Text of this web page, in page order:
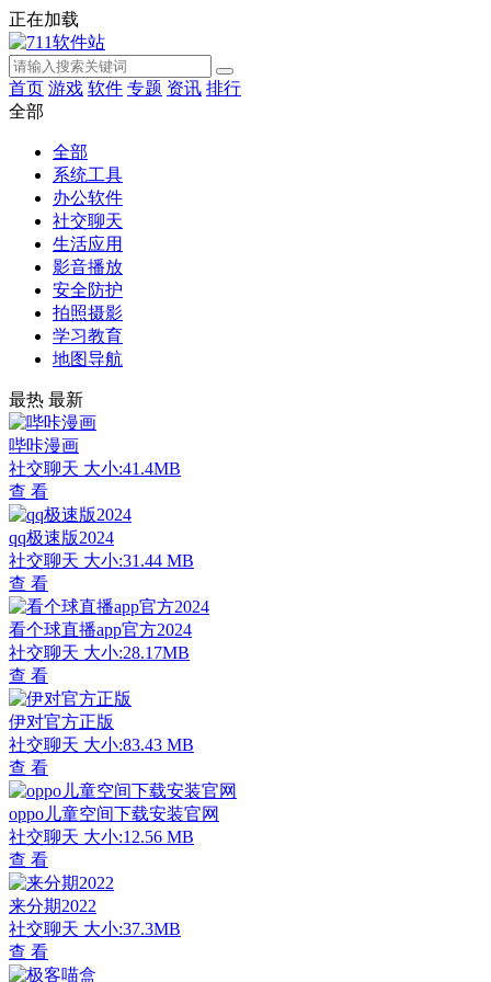
正在加载
首页 游戏 软件 专题 资讯 排行
全部
全部
系统工具
办公软件
社交聊天
生活应用
影音播放
安全防护
拍照摄影
学习教育
地图导航
最热 最新
哔咔漫画
社交聊天 大小:41.4MB
查 看
qq极速版2024
社交聊天 大小:31.44 MB
查 看
看个球直播app官方2024
社交聊天 大小:28.17MB
查 看
伊对官方正版
社交聊天 大小:83.43 MB
查 看
oppo儿童空间下载安装官网
社交聊天 大小:12.56 MB
查 看
来分期2022
社交聊天 大小:37.3MB
查 看